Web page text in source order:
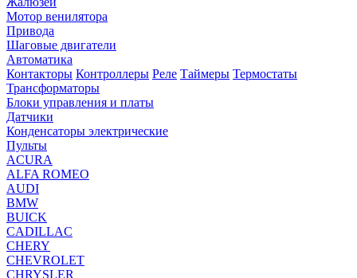
Мотор венилятора
Привода
Шаговые двигатели
Автоматика
Контакторы Контроллеры Реле Таймеры Термостаты
Трансформаторы
Блоки управления и платы
Датчики
Конденсаторы электрические
Пульты
ACURA
ALFA ROMEO
AUDI
BMW
BUICK
CADILLAC
CHERY
CHEVROLET
CHRYSLER